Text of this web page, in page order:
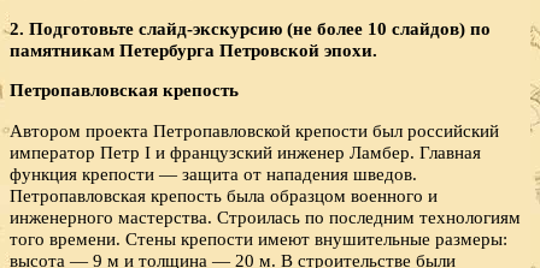
2. Подготовьте слайд-экскурсию (не более 10 слайдов) по
памятникам Петербурга Петровской эпохи.
Петропавловская крепость
Автором проекта Петропавловской крепости был российский
император Петр I и французский инженер Ламбер. Главная
функция крепости — защита от нападения шведов.
Петропавловская крепость была образцом военного и
инженерного мастерства. Строилась по последним технологиям
того времени. Стены крепости имеют внушительные размеры:
высота — 9 м и толщина — 20 м. В строительстве были